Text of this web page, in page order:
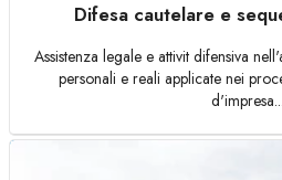
Difesa cautelare e
Assistenza legale e attivit difensiva
personali e reali applicate nei
d'impresa...